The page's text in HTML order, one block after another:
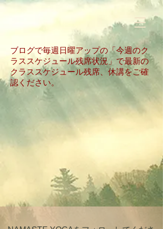
​ブログで毎週日曜アップの「今週のク
ラススケジュール残席状況」で最新の
クラススケジュール残席、休講をご確
認ください。